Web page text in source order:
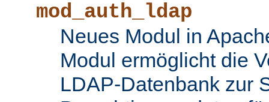
mod_auth_ldap
Neues Modul in
Modul ermöglicht die
LDAP-Datenbank zur